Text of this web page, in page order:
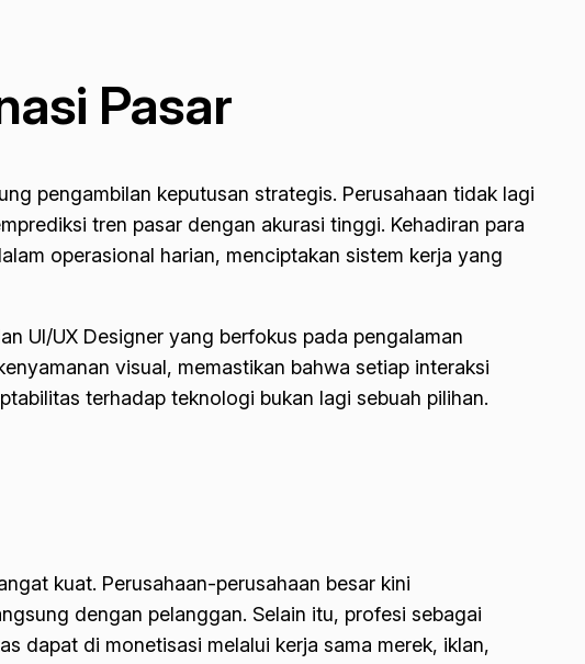
Pasar
pengambilan keputusan strategis. Perusahaan tidak lagi
tren pasar dengan akurasi tinggi. Kehadiran para
operasional harian, menciptakan sistem kerja yang
UI/UX Designer yang berfokus pada pengalaman
visual, memastikan bahwa setiap interaksi
terhadap teknologi bukan lagi sebuah pilihan.
kuat. Perusahaan-perusahaan besar kini
dengan pelanggan. Selain itu, profesi sebagai
dapat di monetisasi melalui kerja sama merek, iklan,